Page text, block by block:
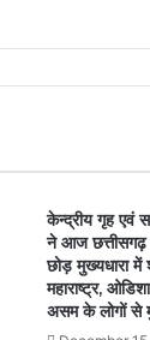
केन्द्रीय गृह एवं
ने आज छत्तीसगढ़
छोड़ मुख्यधारा में
महाराष्ट्र,
असम के लोगों से